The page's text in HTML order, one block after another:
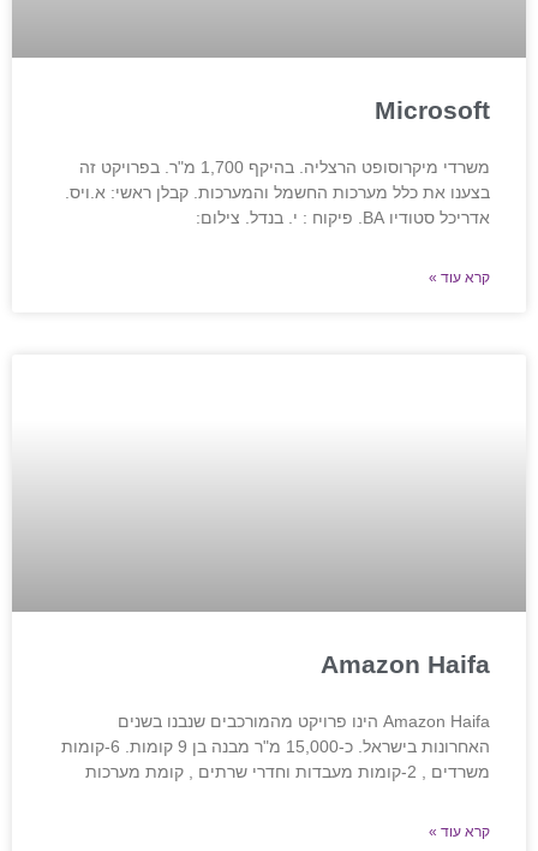
Microsoft
משרדי מיקרוסופט הרצליה. בהיקף 1,700 מ"ר. בפרויקט זה
בצענו את כלל מערכות החשמל והמערכות. קבלן ראשי: א.ויס.
אדריכל סטודיו BA. פיקוח : י. בנדל. צילום:
קרא עוד »
Amazon Haifa
Amazon Haifa הינו פרויקט מהמורכבים שנבנו בשנים
האחרונות בישראל. כ-15,000 מ"ר מבנה בן 9 קומות. 6-קומות
משרדים , 2-קומות מעבדות וחדרי שרתים , קומת מערכות
קרא עוד »